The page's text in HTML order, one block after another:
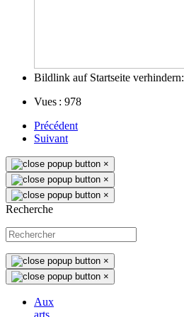
Bildlink auf Startseite verhindern:
Vues : 978
Précédent
Suivant
×
×
×
Recherche
×
×
Aux
arts